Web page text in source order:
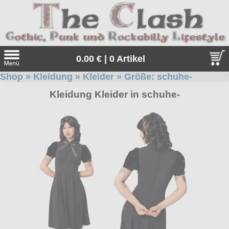
0.00 € | 0 Artikel
Angebote
Sonderangebote
Geschenketipps
Gratis
Kleidung/Gothic
alle Artikel
Girlblusen
Punkrock
Shop » Kleidung » Kleider » Größe: schuhe-
Kleidung Kleider in schuhe-